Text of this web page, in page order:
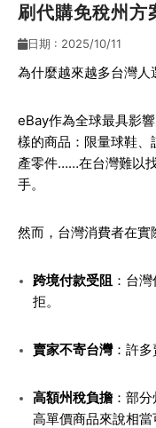
常見問題
最新公告
刷代購免稅州方
日期 : 2025/10/11
為什麼越來越多台灣人
eBay作為全球最具影
樣的商品：限量球鞋
產零件……在台灣難以
手。
然而，台灣消費者在實
跨境付款受阻：台灣
拒。
賣家不寄台灣：許多
高額州稅負擔：部分
高單價商品來說相當